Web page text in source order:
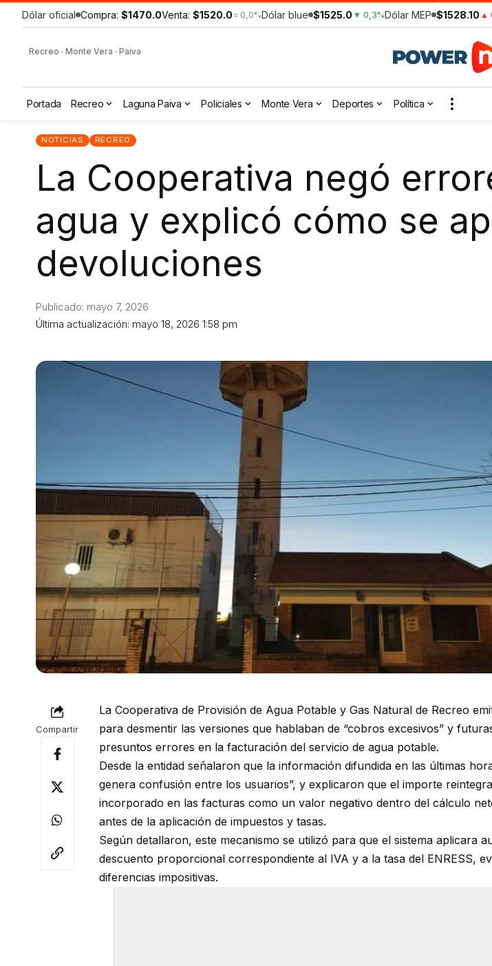
Dólar oficial Compra: $1470.0Venta: $1520.0 = 0,0%Dólar blue $1525.0 ▼ 0,3%Dólar MEP $1528.10 ▲
Recreo · Monte Vera · Paiva
Portada Recreo Laguna Paiva Policiales Monte Vera Deportes Política
NOTICIAS RECREO
La Cooperativa negó
agua y explicó cómo se
devoluciones
Última actualización: mayo 18, 2026 1:58 pm
Publicado: mayo 7, 2026
Compartir
La Cooperativa de Provisión de Agua Potable y Gas Natural de Recreo
para desmentir las versiones que hablaban de “cobros excesivos” y
presuntos errores en la facturación del servicio de agua potable.
Desde la entidad señalaron que la información difundida en las últimas
genera confusión entre los usuarios”, y explicaron que el importe
incorporado en las facturas como un valor negativo dentro del cálculo
antes de la aplicación de impuestos y tasas.
Según detallaron, este mecanismo se utilizó para que el sistema aplicara
descuento proporcional correspondiente al IVA y a la tasa del ENRESS,
diferencias impositivas.